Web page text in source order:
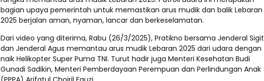
bagian upaya pemerintah untuk memastikan arus mudik dan balik Lebaran
2025 berjalan aman, nyaman, lancar dan berkeselamatan.
Dari video yang diterima, Rabu (26/3/2025), Pratikno bersama Jenderal Sigit
dan Jenderal Agus memantau arus mudik Lebaran 2025 dari udara dengan
naik Helikopter Super Puma TNI. Turut hadir juga Menteri Kesehatan Budi
Gunadi Sadikin, Menteri Pemberdayaan Perempuan dan Perlindungan Anak